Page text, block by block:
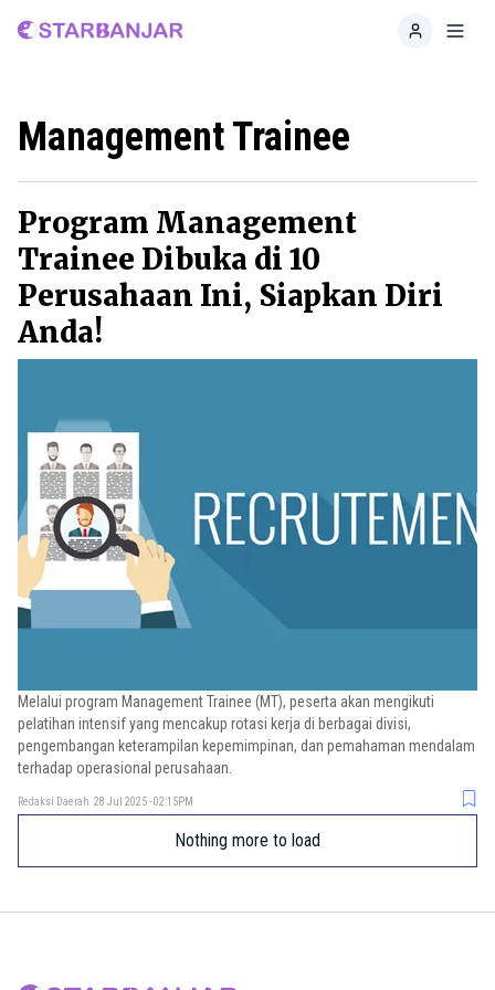
Home
Management Trainee
Program Management
Trainee Dibuka di 10
Perusahaan Ini, Siapkan Diri
Anda!
Melalui program Management Trainee (MT), peserta akan mengikuti
pelatihan intensif yang mencakup rotasi kerja di berbagai divisi,
pengembangan keterampilan kepemimpinan, dan pemahaman mendalam
terhadap operasional perusahaan.
Redaksi Daerah 28 Jul 2025 - 02:15PM
Nothing more to load